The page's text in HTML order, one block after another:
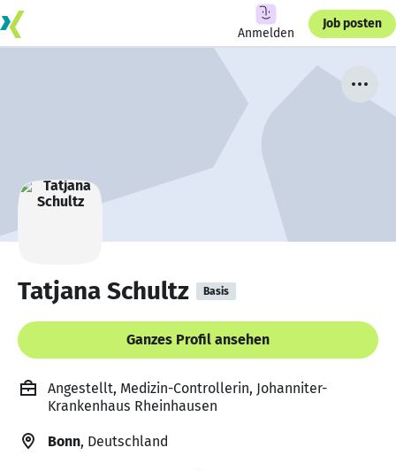
Anmelden
Job posten
Tatjana Schultz Basis
Ganzes Profil ansehen
Angestellt, Medizin-Controllerin, Johanniter-
Krankenhaus Rheinhausen
Bonn, Deutschland